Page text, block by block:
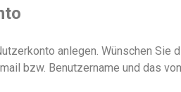
anlegen. Wünschen Sie
bzw. Benutzername und das